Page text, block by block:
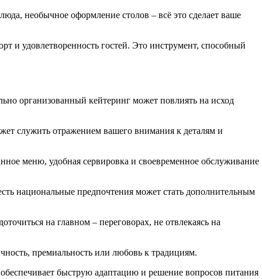
необычное оформление столов – всё это сделает ваше
и удовлетворенность гостей. Это инструмент, способный
организованный кейтеринг может повлиять на исход
служить отражением вашего внимания к деталям и
меню, удобная сервировка и своевременное обслуживание
национальные предпочтения может стать дополнительным
на главном – переговорах, не отвлекаясь на
премиальность или любовь к традициям.
быструю адаптацию и решение вопросов питания